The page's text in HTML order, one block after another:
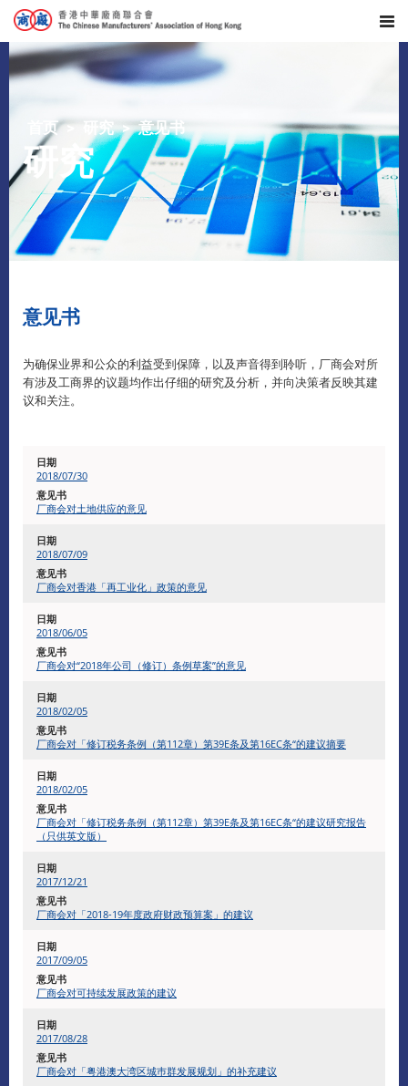
首页 研究 意见书
研究
意见书
为确保业界和公众的利益受到保障，以及声音得到聆听，厂商会对所
有涉及工商界的议题均作出仔细的研究及分析，并向决策者反映其建
议和关注。
2018/07/30
厂商会对土地供应的意见
2018/07/09
厂商会对香港「再工业化」政策的意见
2018/06/05
厂商会对“2018年公司（修订）条例草案”的意见
2018/02/05
厂商会对「修订税务条例（第112章）第39E条及第16EC条“的建议摘要
2018/02/05
厂商会对「修订税务条例（第112章）第39E条及第16EC条“的建议研究报告
（只供英文版）
2017/12/21
厂商会对「2018-19年度政府财政预算案」的建议
2017/09/05
厂商会对可持续发展政策的建议
2017/08/28
厂商会对「粤港澳大湾区城巿群发展规划」的补充建议